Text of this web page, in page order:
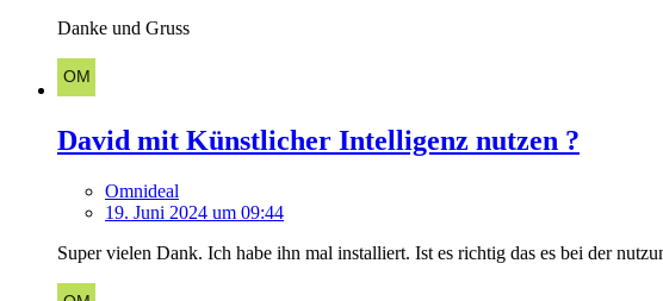
Danke und Gruss
David mit Künstlicher Intelligenz nutzen ?
Omnideal
19. Juni 2024 um 09:44
Super vielen Dank. Ich habe ihn mal installiert. Ist es richtig das es bei der